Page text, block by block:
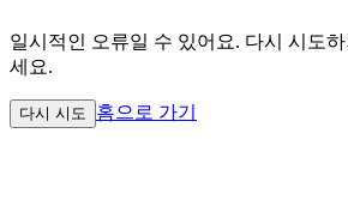
일시적인 오류일 수 있어요. 다시 시도
세요.
다시 시도 홈으로 가기